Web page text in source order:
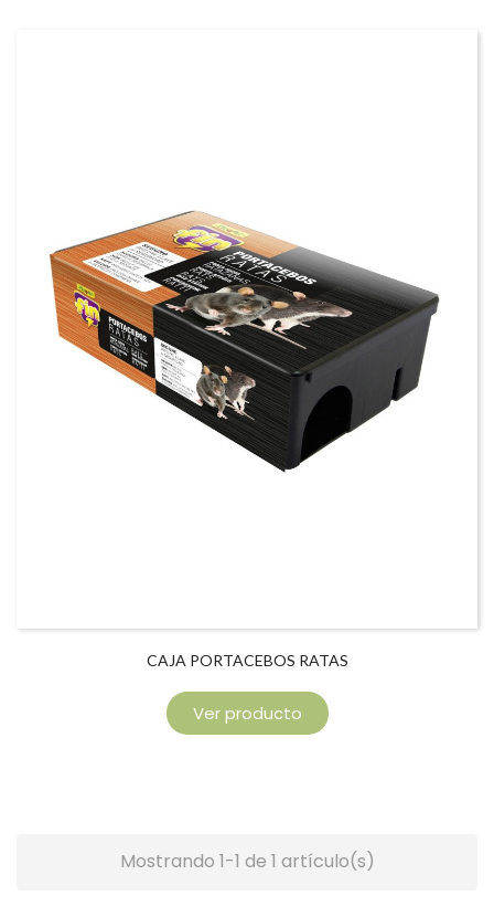
CAJA PORTACEBOS RATAS
Ver producto
Mostrando 1-1 de 1 artículo(s)